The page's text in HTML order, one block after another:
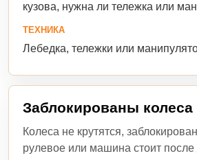
кузова, нужна ли тележка или
ТЕХНИКА
Лебедка, тележки или
Заблокированы колеса
Колеса не крутятся,
рулевое или машина стоит